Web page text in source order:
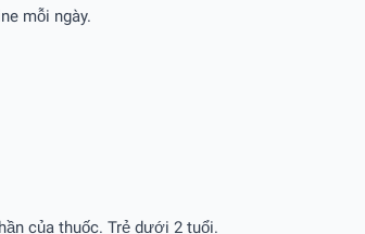
mỗi ngày.
của thuốc. Trẻ dưới 2 tuổi.